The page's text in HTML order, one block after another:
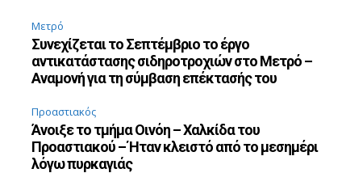
Μετρό
Συνεχίζεται το Σεπτέμβριο το έργο
αντικατάστασης σιδηροτροχιών στο Μετρό –
Αναμονή για τη σύμβαση επέκτασής του
Προαστιακός
Άνοιξε το τμήμα Οινόη – Χαλκίδα του
Προαστιακού – Ήταν κλειστό από το μεσημέρι
λόγω πυρκαγιάς